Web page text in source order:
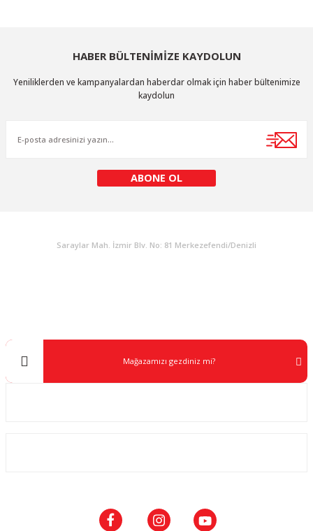
Ürün açıklamasında eksik bilgiler bulunuyor.
Gönder
HABER BÜLTENİMİZE KAYDOLUN
Yeniliklerden ve kampanyalardan haberdar olmak için haber bültenimize
kaydolun
ABONE OL
Saraylar Mah. İzmir Blv. No: 81 Merkezefendi/Denizli
Mağazamızı gezdiniz mi?